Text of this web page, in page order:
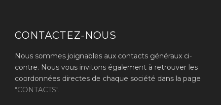
CONTACTEZ-NOUS
Nous sommes joignables aux contacts généraux ci-
contre. Nous vous invitons également à retrouver les
coordonnées directes de chaque société dans la page
"CONTACTS".